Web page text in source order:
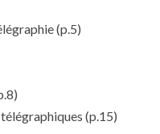
(p.5)
(p.15)